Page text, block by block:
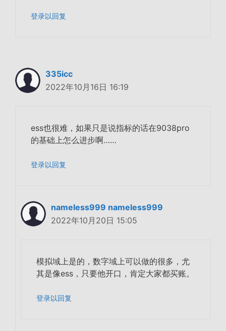
登录以回复
335icc
2022年10月16日 16:19
ess也很难，如果只是说指标的话在9038pro
的基础上怎么进步啊……
登录以回复
nameless999 nameless999
2022年10月20日 15:05
模拟域上是的，数字域上可以做的很多，尤
其是像ess，只要他开口，肯定大家都买账。
登录以回复